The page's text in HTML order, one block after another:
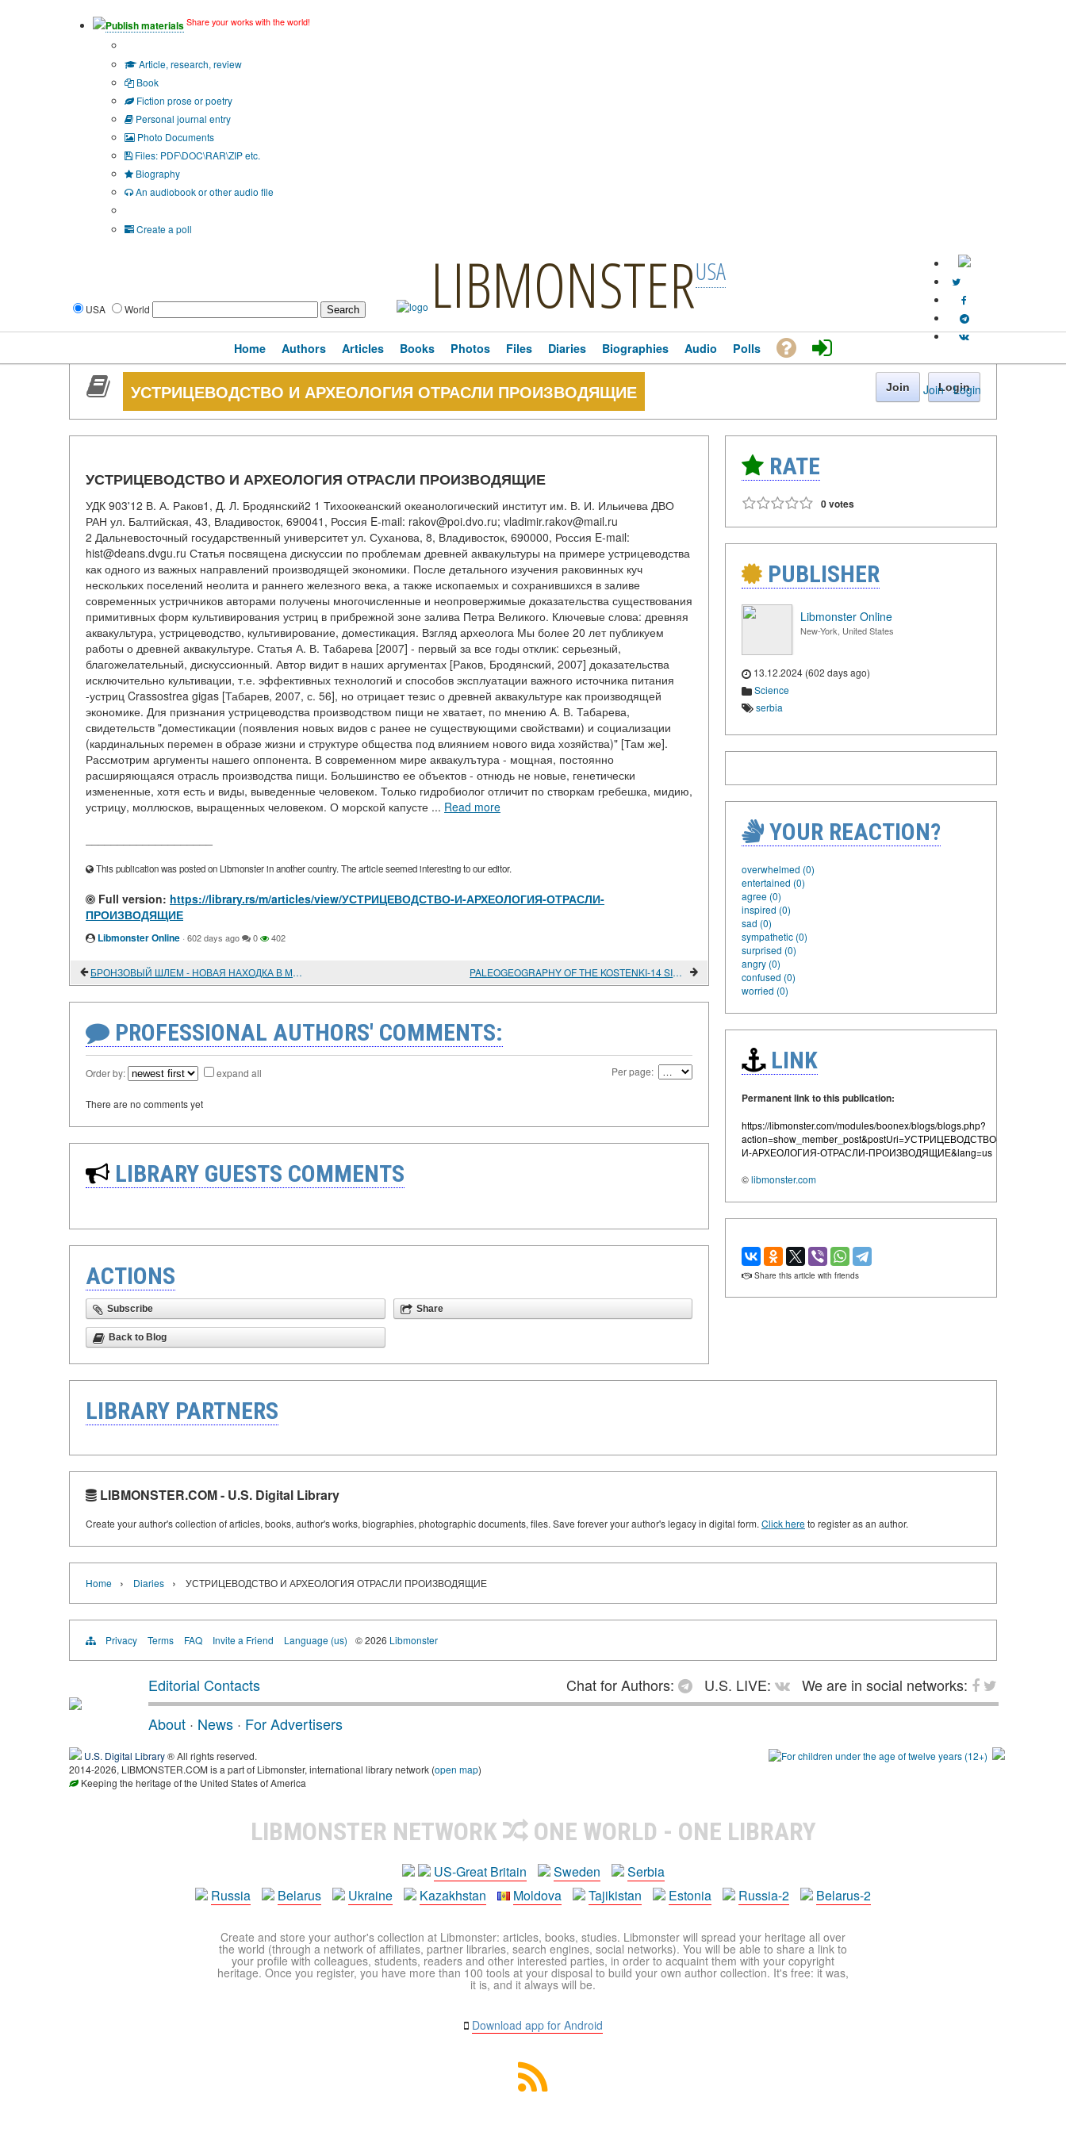
Publish materials Share your works with the world!
Article, research, review
Book
Fiction prose or poetry
Personal journal entry
Photo Documents
Files: PDF\DOC\RAR\ZIP etc.
Biography
An audiobook or other audio file
Create a poll
USA World LIBMONSTERUSA
Join · Login
Home Authors Articles Books Photos Files Diaries Biographies Audio Polls
УСТРИЦЕВОДСТВО И АРХЕОЛОГИЯ ОТРАСЛИ ПРОИЗВОДЯЩИЕ Join Login
УСТРИЦЕВОДСТВО И АРХЕОЛОГИЯ ОТРАСЛИ ПРОИЗВОДЯЩИЕ
УДК 903'12 В. А. Раков1, Д. Л. Бродянский2 1 Тихоокеанский океанологический институт им. В. И. Ильичева ДВО
РАН ул. Балтийская, 43, Владивосток, 690041, Россия E-mail: rakov@poi.dvo.ru; vladimir.rakov@mail.ru
2 Дальневосточный государственный университет ул. Суханова, 8, Владивосток, 690000, Россия E-mail:
hist@deans.dvgu.ru Статья посвящена дискуссии по проблемам древней аквакультуры на примере устрицеводства
как одного из важных направлений производящей экономики. После детального изучения раковинных куч
нескольких поселений неолита и раннего железного века, а также ископаемых и сохранившихся в заливе
современных устричников авторами получены многочисленные и неопровержимые доказательства существования
примитивных форм культивирования устриц в прибрежной зоне залива Петра Великого. Ключевые слова: древняя
аквакультура, устрицеводство, культивирование, доместикация. Взгляд археолога Мы более 20 лет публикуем
работы о древней аквакультуре. Статья А. В. Табарева [2007] - первый за все годы отклик: серьезный,
благожелательный, дискуссионный. Автор видит в наших аргументах [Раков, Бродянский, 2007] доказательства
исключительно культивации, т.е. эффективных технологий и способов эксплуатации важного источника питания
-устриц Crassostrea gigas [Табарев, 2007, с. 56], но отрицает тезис о древней аквакультуре как производящей
экономике. Для признания устрицеводства производством пищи не хватает, по мнению А. В. Табарева,
свидетельств "доместикации (появления новых видов с ранее не существующими свойствами) и социализации
(кардинальных перемен в образе жизни и структуре общества под влиянием нового вида хозяйства)" [Там же].
Рассмотрим аргументы нашего оппонента. В современном мире аквакулътура - мощная, постоянно
расширяющаяся отрасль производства пищи. Большинство ее объектов - отнюдь не новые, генетически
измененные, хотя есть и виды, выведенные человеком. Только гидробиолог отличит по створкам гребешка, мидию,
устрицу, моллюсков, выращенных человеком. О морской капусте ... Read more
This publication was posted on Libmonster in another country. The article seemed interesting to our editor.
Full version: https://library.rs/m/articles/view/УСТРИЦЕВОДСТВО-И-АРХЕОЛОГИЯ-ОТРАСЛИ-
ПРОИЗВОДЯЩИЕ
Libmonster Online · 602 days ago 0 402
БРОНЗОВЫЙ ШЛЕМ - НОВАЯ НАХОДКА В МОНГОЛИИ PALEOGEOGRAPHY OF THE KOSTENKI-14 SITE (MARKINA GORA)
PROFESSIONAL AUTHORS' COMMENTS:
Order by: expand all Per page:
There are no comments yet
LIBRARY GUESTS COMMENTS
ACTIONS
Subscribe Share
Back to Blog
RATE
0 votes
PUBLISHER
Libmonster Online
New-York, United States
13.12.2024 (602 days ago)
Science
serbia
YOUR REACTION?
overwhelmed (0)
entertained (0)
agree (0)
inspired (0)
sad (0)
sympathetic (0)
surprised (0)
angry (0)
confused (0)
worried (0)
LINK
Permanent link to this publication:
https://libmonster.com/modules/boonex/blogs/blogs.php?
action=show_member_post&postUri=УСТРИЦЕВОДСТВО-
И-АРХЕОЛОГИЯ-ОТРАСЛИ-ПРОИЗВОДЯЩИЕ&lang=us
©libmonster.com
Share this article with friends
LIBRARY PARTNERS
LIBMONSTER.COM - U.S. Digital Library
Create your author's collection of articles, books, author's works, biographies, photographic documents, files. Save forever your author's legacy in digital form. Click hereto register as an author.
Home › Diaries › УСТРИЦЕВОДСТВО И АРХЕОЛОГИЯ ОТРАСЛИ ПРОИЗВОДЯЩИЕ
Privacy Terms FAQ Invite a Friend Language (us) © 2026 Libmonster
Editorial Contacts Chat for Authors: U.S. LIVE:
We are in social networks:
About · News · For Advertisers
U.S. Digital Library® All rights reserved.
2014-2026, LIBMONSTER.COM is a part of Libmonster, international library network (open map)
Keeping the heritage of the United States of America
LIBMONSTER NETWORK ONE WORLD - ONE LIBRARY
US-Great Britain Sweden
Serbia
Russia
Belarus Ukraine Kazakhstan Moldova Tajikistan Estonia Russia-2 Belarus-2
Create and store your author's collection at Libmonster: articles, books, studies. Libmonster will spread your heritage all over
the world (through a network of affiliates, partner libraries, search engines, social networks). You will be able to share a link to
your profile with colleagues, students, readers and other interested parties, in order to acquaint them with your copyright
heritage. Once you register, you have more than 100 tools at your disposal to build your own author collection. It's free: it was,
it is, and it always will be.
Download app for Android